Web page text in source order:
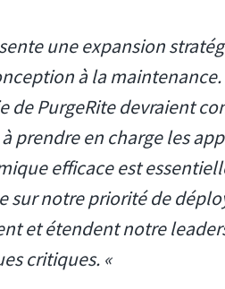
une expansion
à la
de PurgeRite devraient
prendre en charge les
efficace est
sur notre priorité de
et étendent notre
critiques. «